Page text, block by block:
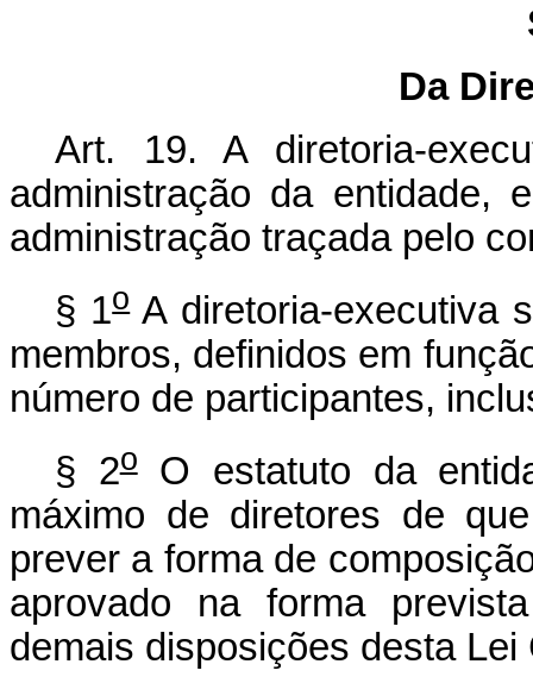
Da
Art. 19. A diretoria-
administração da entidade,
administração traçada pelo
§ 1oA diretoria-executiva
membros, definidos em
número de participantes,
§ 2oO estatuto da
máximo de diretores de
prever a forma de
aprovado na forma
demais disposições desta Lei